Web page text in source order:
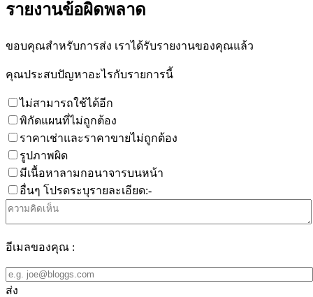
รายงานข้อผิดพลาด
ขอบคุณสำหรับการส่ง เราได้รับรายงานของคุณแล้ว
คุณประสบปัญหาอะไรกับรายการนี้
ไม่สามารถใช้ได้อีก
พิกัดแผนที่ไม่ถูกต้อง
ราคาเช่าและราคาขายไม่ถูกต้อง
รูปภาพผิด
มีเนื้อหาลามกอนาจารบนหน้า
อื่นๆ โปรดระบุรายละเอียด:-
อีเมลของคุณ :
ส่ง